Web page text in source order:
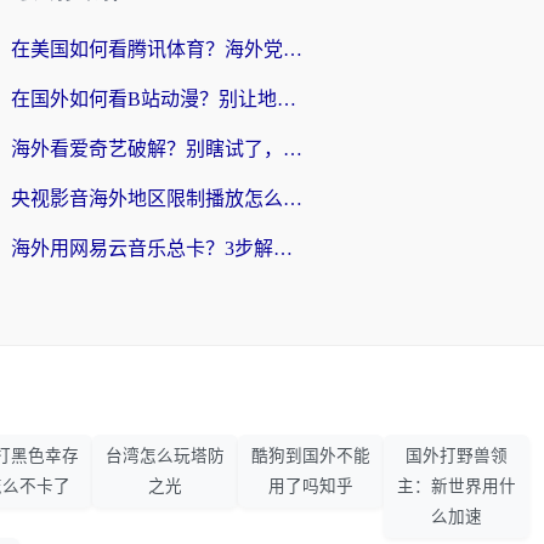
在美国如何看腾讯体育？海外党解锁NBA欧洲杯直播的终极攻略
在国外如何看B站动漫？别让地区限制打断你的追番节奏
海外看爱奇艺破解？别瞎试了，这才是留学生华人追剧看球的正确打开方式
央视影音海外地区限制播放怎么办？海外党亲测有效的回国加速指南
海外用网易云音乐总卡？3步解决版权限制+卡顿，还能听喜马拉雅！
黑色幸存
不卡了
台湾怎么玩塔防
之光
酷狗到国外不能
用了吗知乎
国外打野兽领
主：新世界用什
么加速